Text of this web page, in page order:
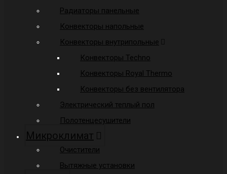
Радиаторы панельные
Конвекторы напольные
Конвекторы внутрипольные
Конвекторы Techno
Конвекторы Royal Thermo
Конвекторы без вентилятора
Электрический теплый пол
Полотенцесушители
Микроклимат
Очистители
Вытяжные установки